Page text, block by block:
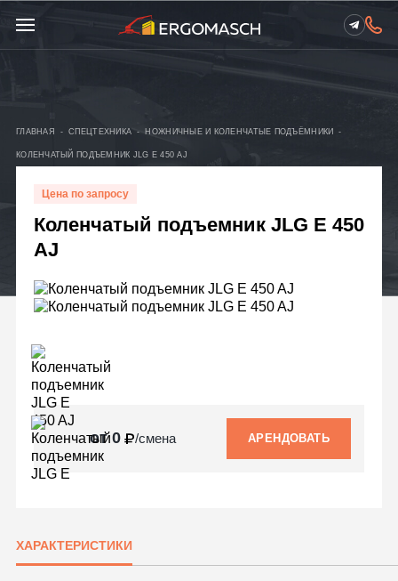
ГЛАВНАЯ - СПЕЦТЕХНИКА - НОЖНИЧНЫЕ И КОЛЕНЧАТЫЕ ПОДЪЁМНИКИ -
КОЛЕНЧАТЫЙ ПОДЪЕМНИК JLG E 450 AJ
Цена по запросу
Коленчатый подъемник JLG E 450
AJ
от 0 /смена АРЕНДОВАТЬ
ХАРАКТЕРИСТИКИ